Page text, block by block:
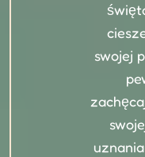
swojej